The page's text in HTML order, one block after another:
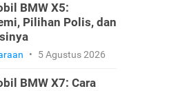
BMW X5:
Pilihan Polis, dan
• 5 Agustus 2026
BMW X7: Cara